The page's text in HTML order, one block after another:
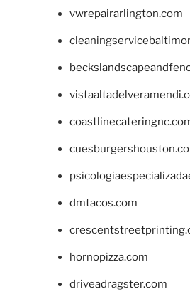
vwrepairarlington.com
dmtacos.com
hornopizza.com
driveadragster.com